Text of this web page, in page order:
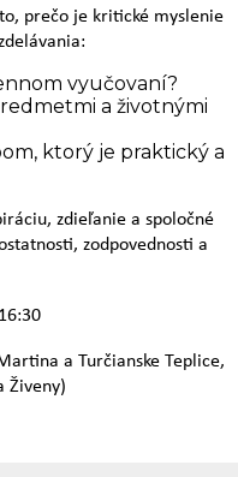
prečo je kritické myslenie
vyučovaní?
a životnými
ktorý je praktický a
zdieľanie a spoločné
zodpovednosti a
a Turčianske Teplice,
Živeny)